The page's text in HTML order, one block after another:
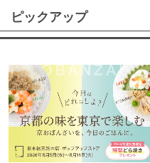
ピックアップ